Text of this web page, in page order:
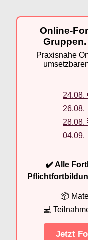
Online-
Praxisnahe
24.08.
26.08.
28.08.
04.09.
✔️ Alle
📦
💻
Jetzt